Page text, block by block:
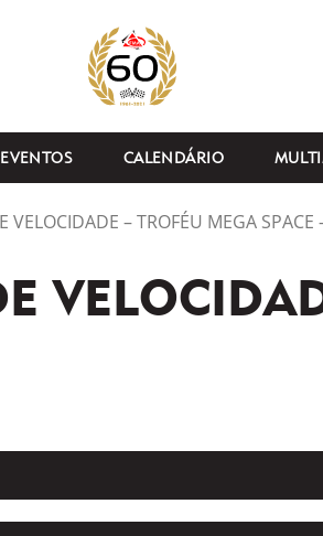
EVENTOS CALENDÁRIO
VELOCIDADE – TROFÉU MEGA SPACE